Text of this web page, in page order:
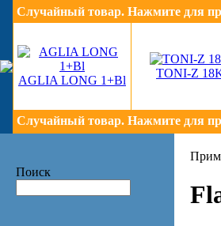
Случайный товар. Нажмите для
AGLIA LONG 1+Bl
TONI-Z
Случайный товар. Нажмите для
Поиск